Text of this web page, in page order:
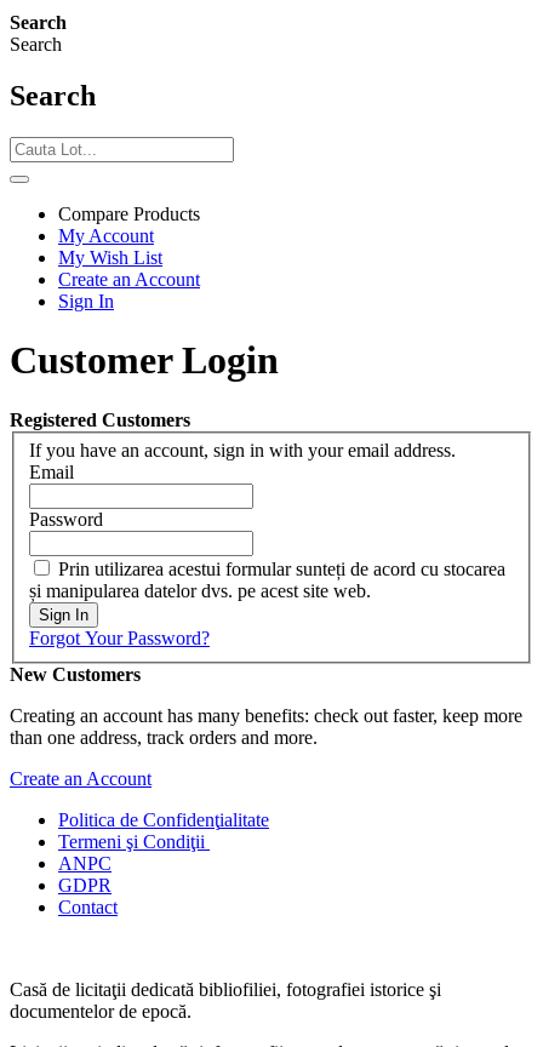
Search
Search
Search
Compare Products
My Account
My Wish List
Create an Account
Sign In
Customer Login
Registered Customers
If you have an account, sign in with your email address.
Email
Password
Prin utilizarea acestui formular sunteți de acord cu stocarea
și manipularea datelor dvs. pe acest site web.
Sign In
Forgot Your Password?
New Customers
Creating an account has many benefits: check out faster, keep more
than one address, track orders and more.
Create an Account
Politica de Confidenţialitate
Termeni şi Condiţii
ANPC
GDPR
Contact
Casă de licitaţii dedicată bibliofiliei, fotografiei istorice şi
documentelor de epocă.